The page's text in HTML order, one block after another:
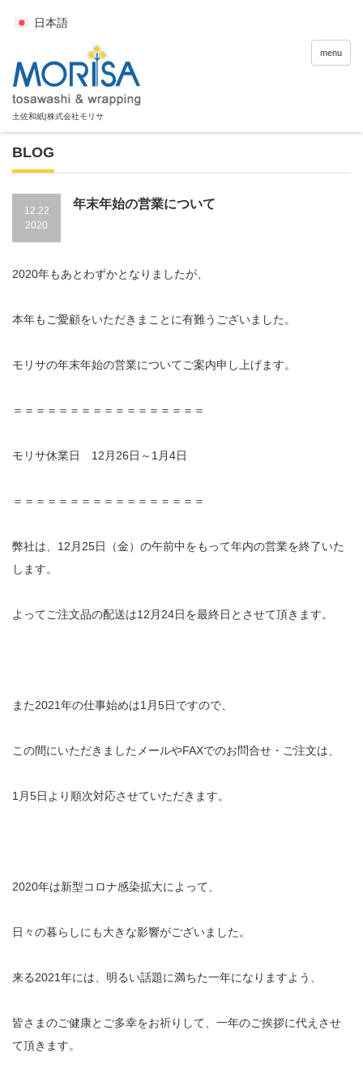
日本語
menu
BLOG
12.22
2020
年末年始の営業について
2020年もあとわずかとなりましたが、
本年もご愛顧をいただきまことに有難うございました。
モリサの年末年始の営業についてご案内申し上げます。
＝＝＝＝＝＝＝＝＝＝＝＝＝＝＝＝＝
モリサ休業日 12月26日～1月4日
＝＝＝＝＝＝＝＝＝＝＝＝＝＝＝＝＝
弊社は、12月25日（金）の午前中をもって年内の営業を終了いた
します。
よってご注文品の配送は12月24日を最終日とさせて頂きます。
また2021年の仕事始めは1月5日ですので、
この間にいただきましたメールやFAXでのお問合せ・ご注文は、
1月5日より順次対応させていただきます。
2020年は新型コロナ感染拡大によって、
日々の暮らしにも大きな影響がございました。
来る2021年には、明るい話題に満ちた一年になりますよう、
皆さまのご健康とご多幸をお祈りして、一年のご挨拶に代えさせ
て頂きます。